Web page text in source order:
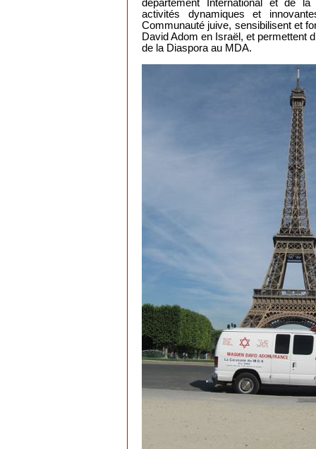
département International et de
activités dynamiques et
Communauté juive, sensibilisent et
David Adom en Israël, et permettent
de la Diaspora au MDA.